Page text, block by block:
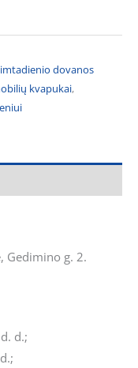
dovanos
kvapukai,
Gedimino g. 2.
d.;